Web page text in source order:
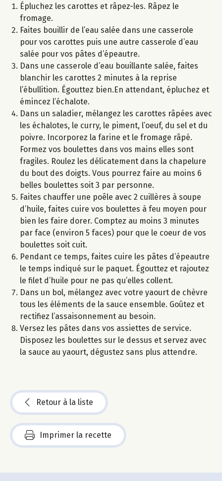
Épluchez les carottes et râpez-les. Râpez le
fromage.
Faites bouillir de l’eau salée dans une casserole
pour vos carottes puis une autre casserole d’eau
salée pour vos pâtes d’épeautre.
Dans une casserole d’eau bouillante salée, faites
blanchir les carottes 2 minutes à la reprise
l’ébullition. Égouttez bien.En attendant, épluchez et
émincez l’échalote.
Dans un saladier, mélangez les carottes râpées avec
les échalotes, le curry, le piment, l’oeuf, du sel et du
poivre. Incorporez la farine et le fromage râpé.
Formez vos boulettes dans vos mains elles sont
fragiles. Roulez les délicatement dans la chapelure
du bout des doigts. Vous pourrez faire au moins 6
belles boulettes soit 3 par personne.
Faites chauffer une poêle avec 2 cuillères à soupe
d’huile, faites cuire vos boulettes à feu moyen pour
bien les faire dorer. Comptez au moins 3 minutes
par face (environ 5 faces) pour que le coeur de vos
boulettes soit cuit.
Pendant ce temps, faites cuire les pâtes d’épeautre
le temps indiqué sur le paquet. Égouttez et rajoutez
le filet d’huile pour ne pas qu’elles collent.
Dans un bol, mélangez avec votre yaourt de chèvre
tous les éléments de la sauce ensemble. Goûtez et
rectifiez l’assaisonnement au besoin.
Versez les pâtes dans vos assiettes de service.
Disposez les boulettes sur le dessus et servez avec
la sauce au yaourt, dégustez sans plus attendre.
Retour à la liste
Imprimer la recette